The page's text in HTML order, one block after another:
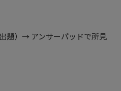
題）→ アンサーパッドで所見